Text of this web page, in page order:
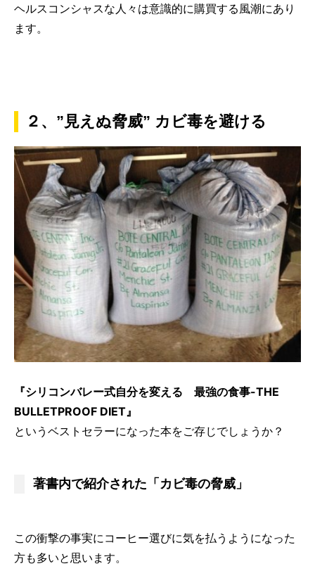
ヘルスコンシャスな人々は意識的に購買する風潮にあり
ます。
２、”見えぬ脅威” カビ毒を避ける
『シリコンバレー式自分を変える 最強の食事-THE
BULLETPROOF DIET』
というベストセラーになった本をご存じでしょうか？
著書内で紹介された「カビ毒の脅威」
この衝撃の事実にコーヒー選びに気を払うようになった
方も多いと思います。